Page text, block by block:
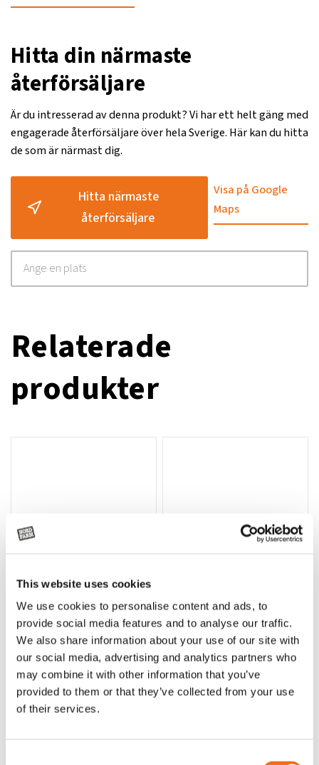
This website uses cookies
We use cookies to personalise content and ads, to
provide social media features and to analyse our traffic.
We also share information about your use of our site with
our social media, advertising and analytics partners who
may combine it with other information that you’ve
provided to them or that they’ve collected from your use
of their services.
Hitta din närmaste
återförsäljare
Är du intresserad av denna produkt? Vi har ett helt gäng med
engagerade återförsäljare över hela Sverige. Här kan du hitta
de som är närmast dig.
Hitta närmaste
återförsäljare
Visa på Google
Maps
Relaterade
produkter
Lägg till i varukorg
Rotor, komplett med slagor
OR80013456G
(ex. moms)
Grön truckknapp
A00220
kr (ex. moms)